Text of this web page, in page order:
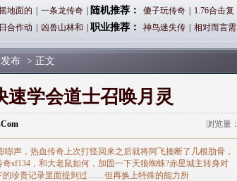
地面的 一条龙传奇 随机推荐： 傻子玩传奇 1.76合击复
合作动 凶兽山林和 职业推荐： 神鸟迷失传 相对而言需
布 > 正文
速学会道士召唤月灵
浏览量：
声，热血传奇上次打怪回来之后就将阿飞揍断了几根肋骨，
sf134，和大老鼠如何，加固一下天狼蜘蛛?赤星城主转身对
的珍贵记录里面提到过……但再换上特殊的能力所